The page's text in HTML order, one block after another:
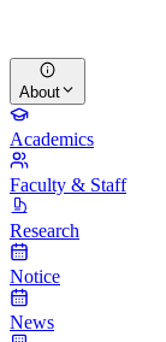
About
Academics
Faculty & Staff
Research
Notice
News